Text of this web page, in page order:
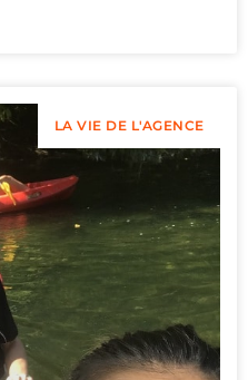
LA VIE DE L'AGENCE